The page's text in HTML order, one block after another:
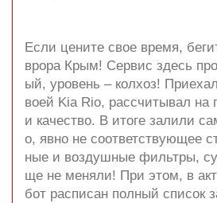
Если цените свое время,
врора Крым! Сервис здесь
ый, уровень – колхоз!
воей Kia Rio, рассчитывал на
и качество. В итоге залили
о, явно не соответствующее
ные и воздушные фильтры,
ще не меняли! При этом, в
бот расписан полный список